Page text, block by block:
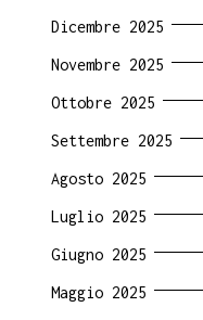
Dicembre 2025
Novembre 2025
Ottobre 2025
Settembre 2025
Agosto 2025
Luglio 2025
Giugno 2025
Maggio 2025